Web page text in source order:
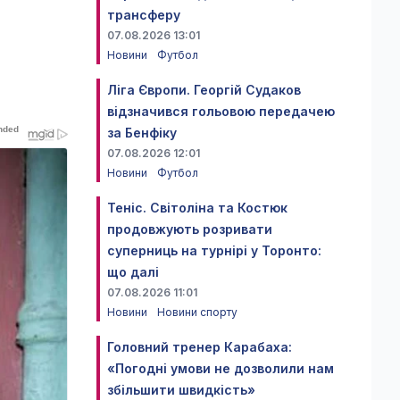
трансферу
07.08.2026 13:01
Новини
Футбол
Ліга Європи. Георгій Судаков
відзначився гольовою передачею
за Бенфіку
07.08.2026 12:01
Новини
Футбол
Теніс. Світоліна та Костюк
продовжують розривати
суперниць на турнірі у Торонто:
що далі
07.08.2026 11:01
Новини
Новини спорту
Головний тренер Карабаха:
«Погодні умови не дозволили нам
збільшити швидкість»